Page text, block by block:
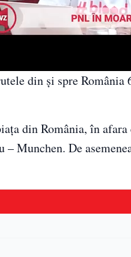
din şi spre România
din România, în
Munchen. De